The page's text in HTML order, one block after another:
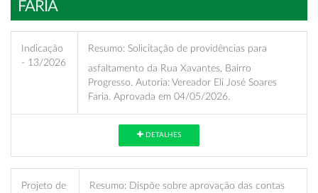
FARIA
Indicação
- 13/2026
Resumo: Solicitação de providências para
asfaltamento da Rua Xavantes, Bairro
Progresso. Autoria: Vereador Eli José Soares
Faria. Aprovada em 04/05/2026.
DETALHES
Projeto de
Resumo: Dispõe sobre aprovação das contas